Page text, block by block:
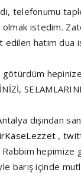
telefonumu
istedim.
hatim dua
dışından
,
Rabbim
barış içinde